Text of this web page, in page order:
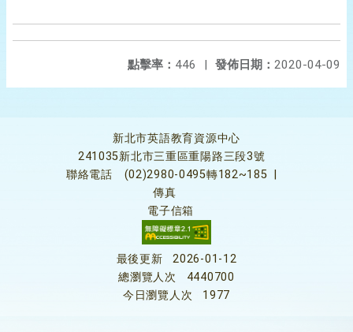
發佈日期： 2020-04-09
點擊率： 446 |
新北市英語教育資源中心
241035新北市三重區重陽路三段3號
聯絡電話
(02)2980-0495轉182~185
傳真
電子信箱
最後更新
2026-01-12
總瀏覽人次
4440700
今日瀏覽人次
1977